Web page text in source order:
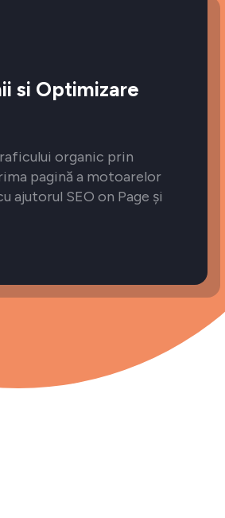
si Optimizare
organic prin
pagină a motoarelor
ajutorul SEO on Page și